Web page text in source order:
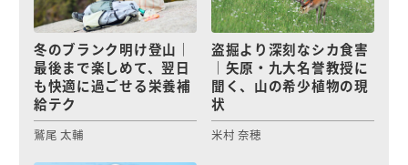
冬のブランク明け登山｜
最後まで楽しめて、翌日
も快適に過ごせる栄養補
給テク
鷲尾 太輔
盗掘より深刻なシカ食害
｜矢原・九大名誉教授に
聞く、山の希少植物の現
状
米村 奈穂